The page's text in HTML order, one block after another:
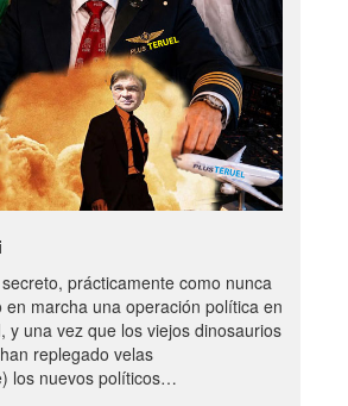
prácticamente como nunca
marcha una operación política en
y una vez que los viejos dinosaurios
replegado velas
los nuevos políticos…